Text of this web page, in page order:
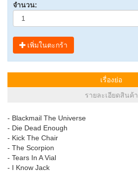
จำนวน:
เพิ่มในตะกร้า
เรื่องย่อ
รายละเอียดสินค้า
- Blackmail The Universe
- Die Dead Enough
- Kick The Chair
- The Scorpion
- Tears In A Vial
- I Know Jack